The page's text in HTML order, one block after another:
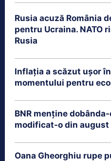
Rusia acuză România
pentru Ucraina. NATO
Rusia
Inflația a scăzut ușor
momentului pentru
BNR menține
modificat-o din august
Oana Gheorghiu rupe